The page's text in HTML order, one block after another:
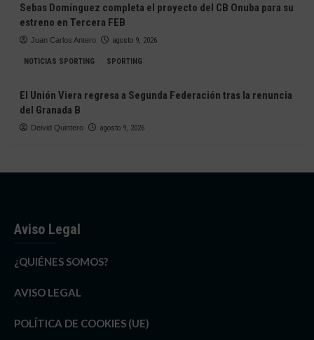
Sebas Domínguez completa el proyecto del CB Onuba para su
estreno en Tercera FEB
Juan Carlos Antero agosto 9, 2026
NOTICIAS SPORTING SPORTING
El Unión Viera regresa a Segunda Federación tras la renuncia
del Granada B
Deivid Quintero agosto 9, 2026
Aviso Legal
¿QUIÉNES SOMOS?
AVISO LEGAL
POLÍTICA DE COOKIES (UE)